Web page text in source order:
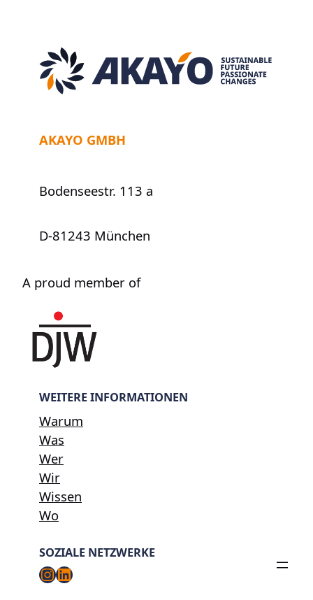
die
vergessene
Pünktlichkeit
AKAYO GMBH
Bodenseestr. 113 a
D-81243 München
A proud member of
WEITERE INFORMATIONEN
Warum
Was
Wer
Wir
Wissen
Wo
SOZIALE NETZWERKE
Instagram
LinkedIn